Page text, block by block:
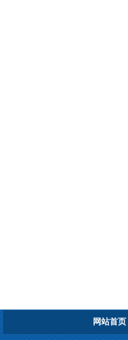
网站首页